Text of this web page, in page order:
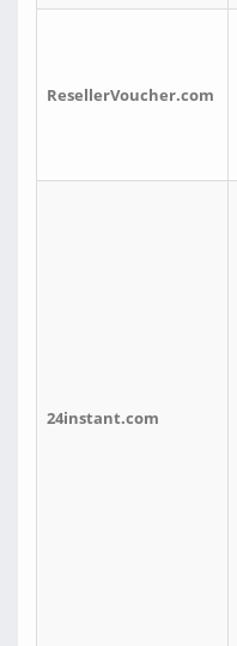
ResellerVoucher.com
24instant.com